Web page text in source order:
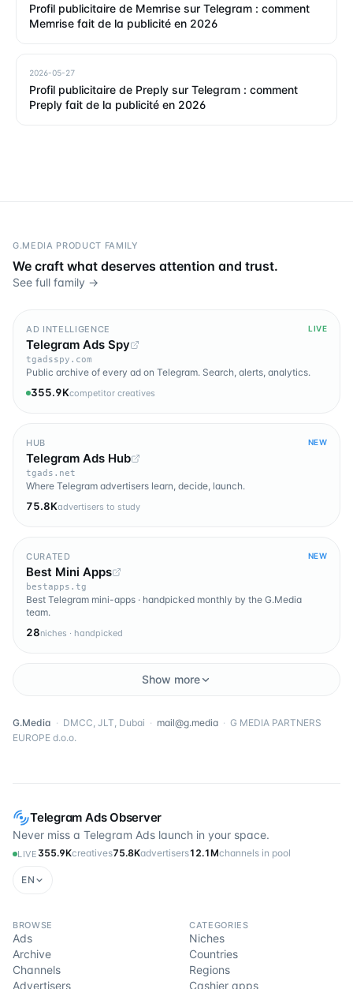
Profil publicitaire de Memrise sur Telegram : comment
Memrise fait de la publicité en 2026
2026-05-27
Profil publicitaire de Preply sur Telegram : comment
Preply fait de la publicité en 2026
Telegram Ads Observer
Never miss a Telegram Ads launch in your space.
LIVE 355.9Kcreatives75.8Kadvertisers12.1Mchannels in pool
EN
BROWSE
Ads
Archive
Channels
Advertisers
CATEGORIES
Niches
Countries
Regions
Cashier apps
G.MEDIA PRODUCT FAMILY
We craft what deserves attention and trust.
See full family →
AD INTELLIGENCE LIVE
Telegram Ads Spy
tgadsspy.com
Public archive of every ad on Telegram. Search, alerts, analytics.
355.9Kcompetitor creatives
HUB NEW
Telegram Ads Hub
tgads.net
Where Telegram advertisers learn, decide, launch.
75.8Kadvertisers to study
CURATED NEW
Best Mini Apps
bestapps.tg
Best Telegram mini-apps · handpicked monthly by the G.Media
team.
28niches · handpicked
Show more
G.Media · DMCC, JLT, Dubai · mail@g.media · G MEDIA PARTNERS
EUROPE d.o.o.